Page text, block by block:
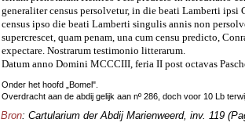
generaliter census persolvetur, in die beati Lamberti
census ipso die beati Lamberti singulis annis non
supercrescet, quam penam, una cum censu predicto,
expectare. Nostrarum testimonio litterarum.
Datum anno Domini MCCCIII, feria II post octavas
Onder het hoofd „Bomel".
Overdracht aan de abdij gelijk aan nº 286, doch voor 10 Lb
Bron: Cartularium der Abdij Marienweerd, inv. 119